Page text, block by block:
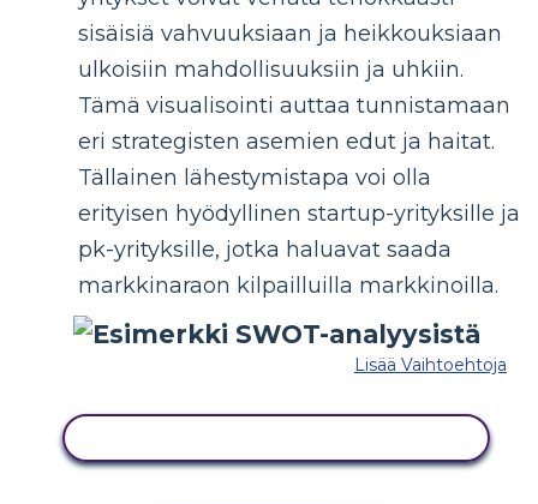
sisäisiä vahvuuksiaan ja heikkouksiaan
ulkoisiin mahdollisuuksiin ja uhkiin.
Tämä visualisointi auttaa tunnistamaan
eri strategisten asemien edut ja haitat.
Tällainen lähestymistapa voi olla
erityisen hyödyllinen startup-yrityksille ja
pk-yrityksille, jotka haluavat saada
markkinaraon kilpailluilla markkinoilla.
Lisää Vaihtoehtoja